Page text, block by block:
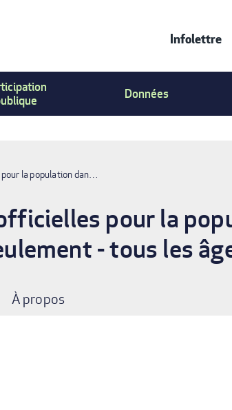
Menu
Infolettre
Données
la population dan…
pour la
- tous les
À propos